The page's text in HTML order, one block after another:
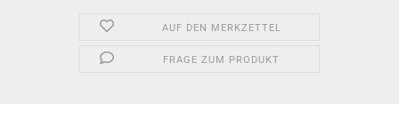
AUF DEN MERKZETTEL
FRAGE ZUM PRODUKT